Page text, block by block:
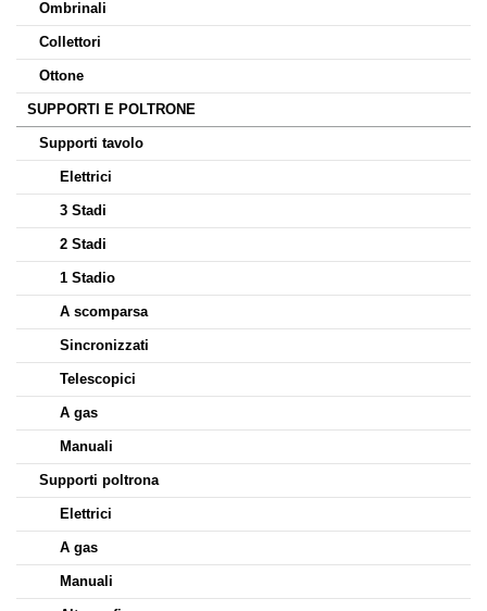
Ombrinali
Collettori
Ottone
SUPPORTI E POLTRONE
Supporti tavolo
Elettrici
3 Stadi
2 Stadi
1 Stadio
A scomparsa
Sincronizzati
Telescopici
A gas
Manuali
Supporti poltrona
Elettrici
A gas
Manuali